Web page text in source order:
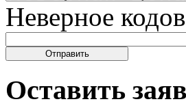
Неверное
Оставить